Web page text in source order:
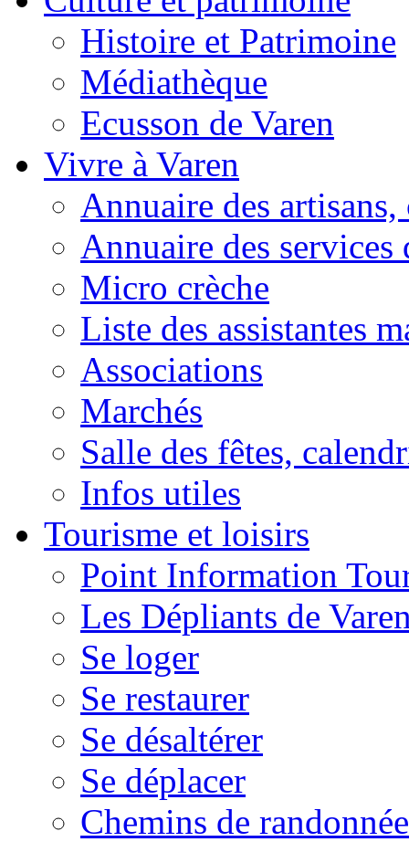
Histoire et Patrimoine
Médiathèque
Ecusson de Varen
Vivre à Varen
Annuaire des
Annuaire des services
Micro crèche
Liste des assistantes
Associations
Marchés
Salle des fêtes,
Infos utiles
Tourisme et loisirs
Point Information
Les Dépliants de
Se loger
Se restaurer
Se désaltérer
Se déplacer
Chemins de randonnée